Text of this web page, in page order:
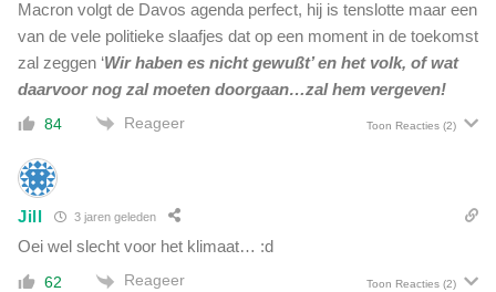
n
d
,
h
e
t
t
d
e
n
C
n
a
d
a
Macron volgt de Davos agenda perfect, hij is tenslotte maar een
van de vele politieke slaafjes dat op een moment in de toekomst
zal zeggen ‘Wir haben es nicht gewußt’ en het volk, of wat
daarvoor nog zal moeten doorgaan…zal hem vergeven!
84 Reageer Toon Reacties (2)
Jill 3 jaren geleden
Oei wel slecht voor het klimaat… :d
62 Reageer Toon Reacties (2)